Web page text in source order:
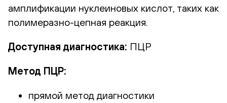
амплификации нуклеиновых кислот, таких как
полимеразно-цепная реакция.
Доступная диагностика: ПЦР
Метод ПЦР:
прямой метод диагностики